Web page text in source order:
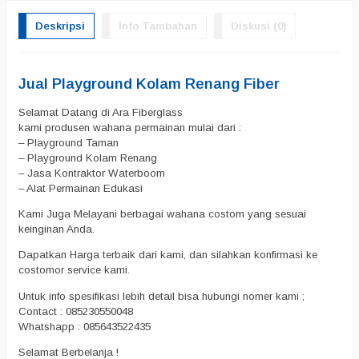
Deskripsi Info Tambahan Diskusi (0)
Jual Playground Kolam Renang Fiber
Selamat Datang di Ara Fiberglass
kami produsen wahana permainan mulai dari :
– Playground Taman
– Playground Kolam Renang
– Jasa Kontraktor Waterboom
– Alat Permainan Edukasi
Kami Juga Melayani berbagai wahana costom yang sesuai
keinginan Anda.
Dapatkan Harga terbaik dari kami, dan silahkan konfirmasi ke
costomor service kami.
Untuk info spesifikasi lebih detail bisa hubungi nomer kami ;
Contact : 085230550048
Whatshapp : 085643522435
Selamat Berbelanja !